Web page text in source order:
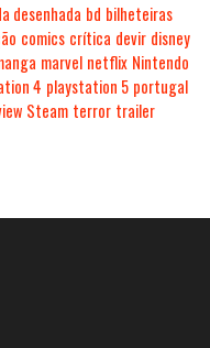
desenhada bd bilheteiras
comics crítica devir disney
marvel netflix Nintendo
4 playstation 5 portugal
Steam terror trailer